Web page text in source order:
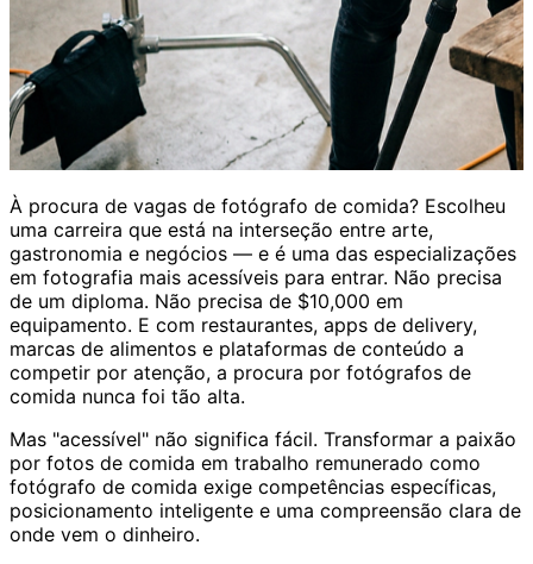
À procura de vagas de fotógrafo de comida? Escolheu
uma carreira que está na interseção entre arte,
gastronomia e negócios — e é uma das especializações
em fotografia mais acessíveis para entrar. Não precisa
de um diploma. Não precisa de $10,000 em
equipamento. E com restaurantes, apps de delivery,
marcas de alimentos e plataformas de conteúdo a
competir por atenção, a procura por fotógrafos de
comida nunca foi tão alta.
Mas "acessível" não significa fácil. Transformar a paixão
por fotos de comida em trabalho remunerado como
fotógrafo de comida exige competências específicas,
posicionamento inteligente e uma compreensão clara de
onde vem o dinheiro.